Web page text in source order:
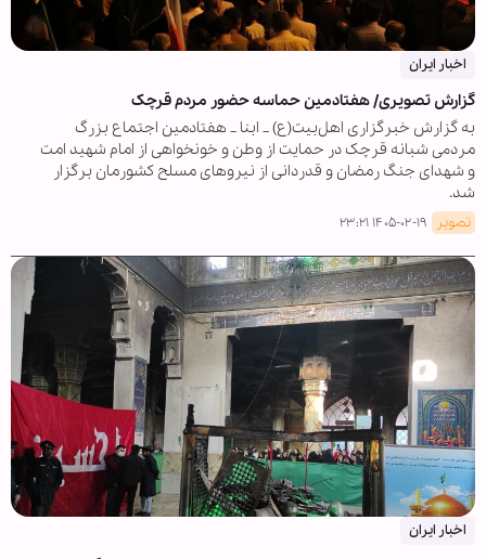
اخبار ایران
گزارش تصویری/ هفتادمین حماسه حضور مردم قرچک
به گزارش خبرگزاری اهل‌بیت(ع) _ ابنا _ هفتادمین اجتماع بزرگ‌
مردمی شبانه قرچک در حمایت از وطن و خونخواهی از امام شهید امت
و شهدای جنگ رمضان و قدردانی از نیروهای مسلح کشورمان برگزار
شد.
تصویر ۱۴۰۵-۰۲-۱۹ ۲۳:۲۱
اخبار ایران